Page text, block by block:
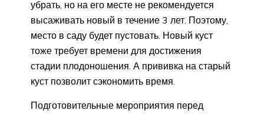
убрать, но на его месте не рекомендуется
высаживать новый в течение 3 лет. Поэтому,
место в саду будет пустовать. Новый куст
тоже требует времени для достижения
стадии плодоношения. А прививка на старый
куст позволит сэкономить время.
Подготовительные мероприятия перед